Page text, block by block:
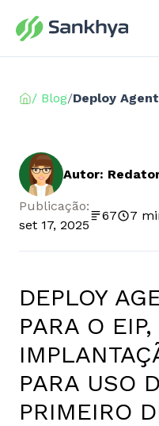
/ Blog/
Autor:
Publicação:
set 17, 2025
67 7
DEPLOY
PARA O
PARA USO
PRIMEIRO